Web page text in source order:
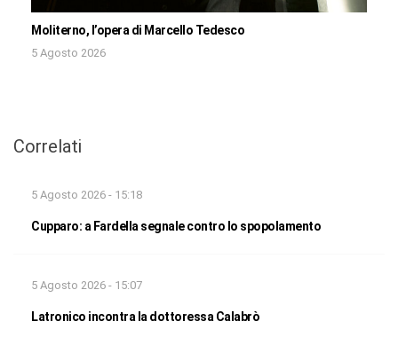
Moliterno, l’opera di Marcello Tedesco
5 Agosto 2026
Correlati
5 Agosto 2026 - 15:18
Cupparo: a Fardella segnale contro lo spopolamento
5 Agosto 2026 - 15:07
Latronico incontra la dottoressa Calabrò